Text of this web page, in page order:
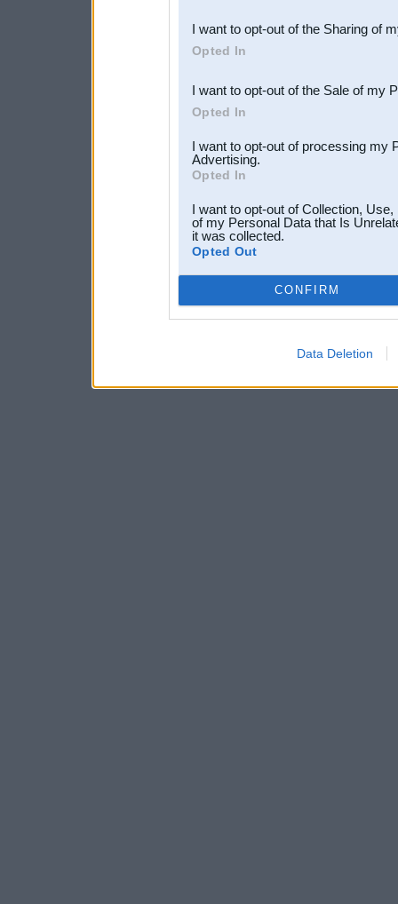
Downstream Participants
third parties.
I want to opt-out of the Sharing of
Opted In
I want to opt-out of the Sale of my
Opted In
I want to opt-out of processing my
Advertising.
Opted In
I want to opt-out of Collection,
of my Personal Data that Is
it was collected.
Opted Out
CONFIRM
Data Deletion